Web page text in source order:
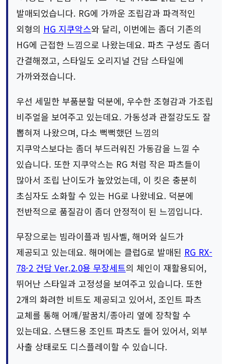
발매되었습니다. RG에 가까운 조립감과 파격적인
외형의 HG 지쿠악스와 달리, 이번에는 좀더 기존의
HG에 근접한 느낌으로 나왔는데요. 파츠 구성도 좀더
간결해졌고, 스타일도 오리지널 건담 스타일에
가까와졌습니다.
우선 세밀한 부품분할 덕분에, 우수한 조형감과 가조립
비주얼을 보여주고 있는데요. 가동성과 관절강도도 잘
뽑혀져 나왔으며, 다소 뻑뻑했던 느낌의
지쿠악스보다는 좀더 부드러워진 가동감을 느낄 수
있습니다. 또한 지쿠악스는 RG 처럼 작은 파츠들이
많아서 조립 난이도가 높았었는데, 이 킷은 충분히
초심자도 소화할 수 있는 HG로 나왔네요. 덕분에
전반적으로 품질감이 좀더 안정적이 된 느낌입니다.
무장으로는 빔라이플과 빔사벨, 해머와 실드가
제공되고 있는데요. 해머에는 클럽G로 발매된 RG RX-
78-2 건담 Ver.2.0용 무장세트의 체인이 재활용되어,
뛰어난 스타일과 고정성을 보여주고 있습니다. 또한
2개의 화려한 비트도 제공되고 있어서, 조인트 파츠
교체를 통해 어깨/팔꿈치/종아리 옆에 장착할 수
있는데요. 스탠드용 조인트 파츠도 들어 있어서, 외부
사출 상태로도 디스플레이할 수 있습니다.